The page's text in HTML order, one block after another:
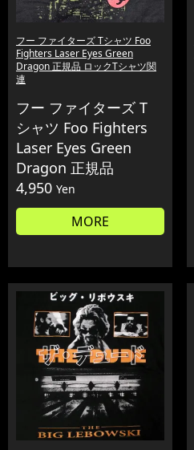
フー ファイターズ Tシャツ Foo
Fighters Laser Eyes Green
Dragon 正規品 ロックTシャツ関
連
フー ファイターズ T
シャツ Foo Fighters
Laser Eyes Green
Dragon 正規品
4,950 Yen
MORE